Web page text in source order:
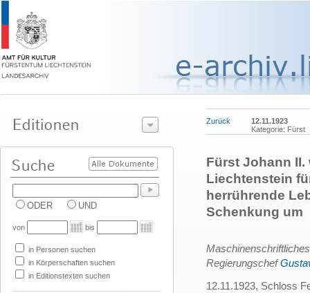
ODER UND
von bis
in Personen suchen
in Körperschaften suchen
in Editionstexten suchen
Zurück
12.11.1923
Kategorie: Fürst
Fürst Johann
Liechtenstein
herrührende
Schenkung um
Regierungschef
12.11.1923, Schloss